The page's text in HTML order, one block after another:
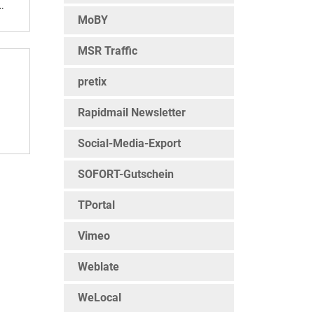
MoBY
MSR Traffic
pretix
Rapidmail Newsletter
Social-Media-Export
SOFORT-Gutschein
TPortal
Vimeo
Weblate
WeLocal